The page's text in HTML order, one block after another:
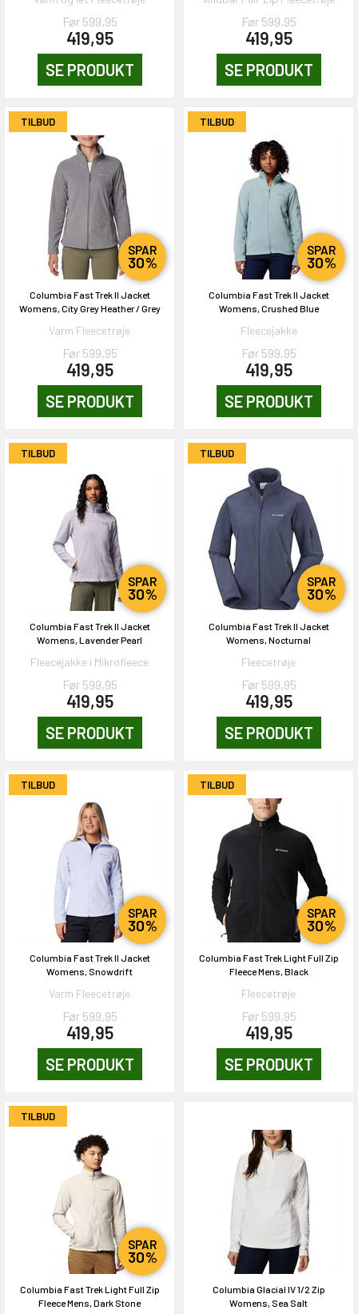
Før 599,95
419,95
SE PRODUKT
Før 599,95
419,95
SE PRODUKT
TILBUD
SPAR
30%
Columbia Fast Trek II Jacket
Womens, City Grey Heather / Grey
Varm Fleecetrøje
Før 599,95
419,95
SE PRODUKT
TILBUD
SPAR
30%
Columbia Fast Trek II Jacket
Womens, Crushed Blue
Fleecejakke
Før 599,95
419,95
SE PRODUKT
TILBUD
SPAR
30%
Columbia Fast Trek II Jacket
Womens, Lavender Pearl
Fleecejakke i Mikrofleece
Før 599,95
419,95
SE PRODUKT
TILBUD
SPAR
30%
Columbia Fast Trek II Jacket
Womens, Nocturnal
Fleecetrøje
Før 599,95
419,95
SE PRODUKT
TILBUD
SPAR
30%
Columbia Fast Trek II Jacket
Womens, Snowdrift
Varm Fleecetrøje
Før 599,95
419,95
SE PRODUKT
TILBUD
SPAR
30%
Columbia Fast Trek Light Full Zip
Fleece Mens, Black
Fleecetrøje
Før 599,95
419,95
SE PRODUKT
TILBUD
SPAR
30%
Columbia Fast Trek Light Full Zip
Fleece Mens, Dark Stone
Columbia Glacial IV 1/2 Zip
Womens, Sea Salt
om et gavekort på
om måneden
VIND!
DELTAG!
NEJ TAK!